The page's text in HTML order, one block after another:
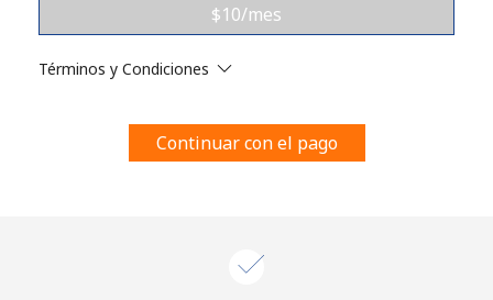
estosTérminos y condiciones.
Únete
¡Hola!
$10/mes
Términos y Condiciones
Continuar con el pago